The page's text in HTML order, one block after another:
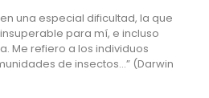
una especial dificultad, la que
para mí, e incluso
Me refiero a los individuos
de insectos…” (Darwin